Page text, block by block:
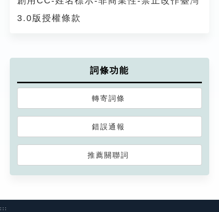
3.0版授權條款
詞條功能
轉寄詞條
錯誤通報
推薦關聯詞
:::